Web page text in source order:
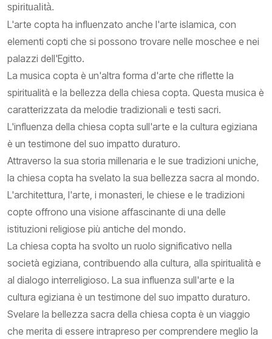
spiritualità.
L'arte copta ha influenzato anche l'arte islamica, con
elementi copti che si possono trovare nelle moschee e nei
palazzi dell'Egitto.
La musica copta è un'altra forma d'arte che riflette la
spiritualità e la bellezza della chiesa copta. Questa musica è
caratterizzata da melodie tradizionali e testi sacri.
L'influenza della chiesa copta sull'arte e la cultura egiziana
è un testimone del suo impatto duraturo.
Attraverso la sua storia millenaria e le sue tradizioni uniche,
la chiesa copta ha svelato la sua bellezza sacra al mondo.
L'architettura, l'arte, i monasteri, le chiese e le tradizioni
copte offrono una visione affascinante di una delle
istituzioni religiose più antiche del mondo.
La chiesa copta ha svolto un ruolo significativo nella
società egiziana, contribuendo alla cultura, alla spiritualità e
al dialogo interreligioso. La sua influenza sull'arte e la
cultura egiziana è un testimone del suo impatto duraturo.
Svelare la bellezza sacra della chiesa copta è un viaggio
che merita di essere intrapreso per comprendere meglio la